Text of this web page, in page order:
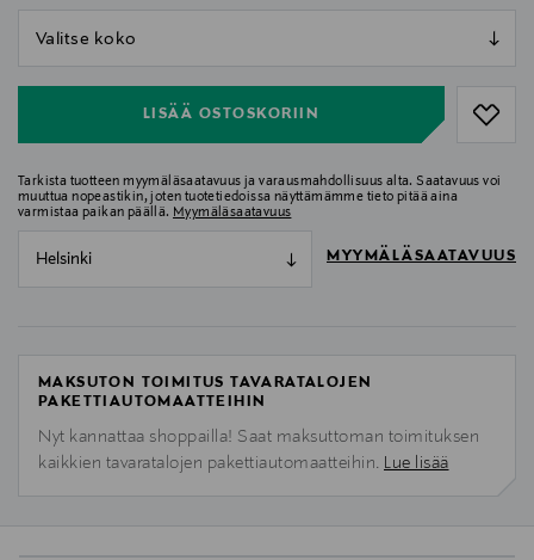
LISÄÄ OSTOSKORIIN
Tarkista tuotteen myymäläsaatavuus ja varausmahdollisuus alta. Saatavuus voi
muuttua nopeastikin, joten tuotetiedoissa näyttämämme tieto pitää aina
varmistaa paikan päällä. Myymäläsaatavuus
Helsinki MYYMÄLÄSAATAVUUS
MAKSUTON TOIMITUS TAVARATALOJEN
PAKETTIAUTOMAATTEIHIN
Nyt kannattaa shoppailla! Saat maksuttoman toimituksen
kaikkien tavaratalojen pakettiautomaatteihin. Lue lisää